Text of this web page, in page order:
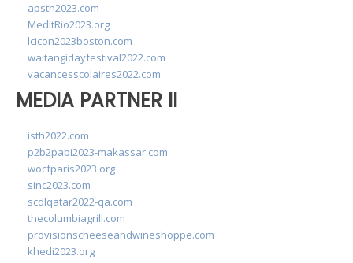
apsth2023.com
MedItRio2023.org
lcicon2023boston.com
waitangidayfestival2022.com
vacancesscolaires2022.com
MEDIA PARTNER II
isth2022.com
p2b2pabi2023-makassar.com
wocfparis2023.org
sinc2023.com
scdlqatar2022-qa.com
thecolumbiagrill.com
provisionscheeseandwineshoppe.com
khedi2023.org